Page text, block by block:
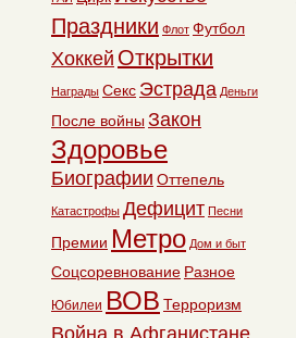
Праздники Флот Футбол
Хоккей Открытки
Награды Секс Эстрада Деньги
После войны Закон
Здоровье
Биографии Оттепель
Катастрофы Дефицит Песни
Премии Метро Дом и быт
Соцсоревнование Разное
Юбилеи ВОВ Терроризм
Война в Афганистане